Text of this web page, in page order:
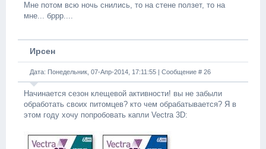
Мне потом всю ночь снились, то на стене ползет, то на
мне... бррр....
Ирсен
Дата: Понедельник, 07-Апр-2014, 17:11:55 | Сообщение # 26
Начинается сезон клещевой активности! вы не забыли
обработать своих питомцев? кто чем обрабатывается? Я в
этом году хочу попробовать капли Vectra 3D: